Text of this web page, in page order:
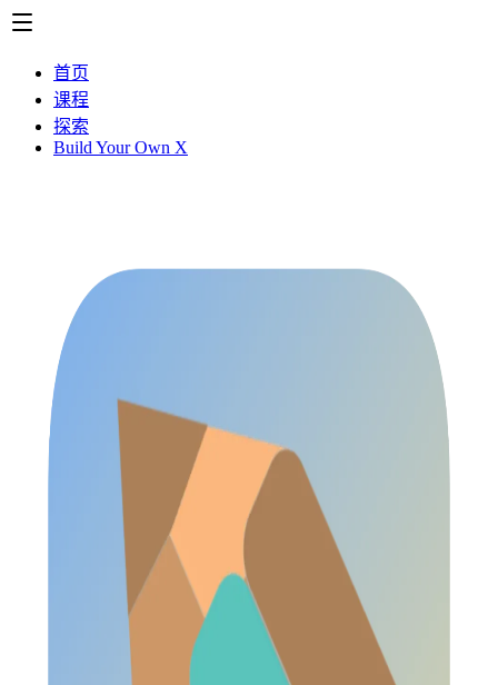
首页
课程
探索
Build Your Own X